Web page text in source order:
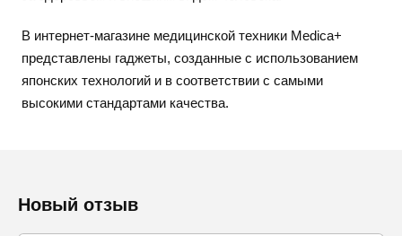
В интернет-магазине медицинской техники Medica+
представлены гаджеты, созданные с использованием
японских технологий и в соответствии с самыми
высокими стандартами качества.
Новый отзыв